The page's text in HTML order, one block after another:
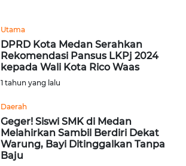
Utama
DPRD Kota Medan Serahkan
Rekomendasi Pansus LKPj 2024
kepada Wali Kota Rico Waas
1 tahun yang lalu
Daerah
Geger! Siswi SMK di Medan
Melahirkan Sambil Berdiri Dekat
Warung, Bayi Ditinggalkan Tanpa
Baju